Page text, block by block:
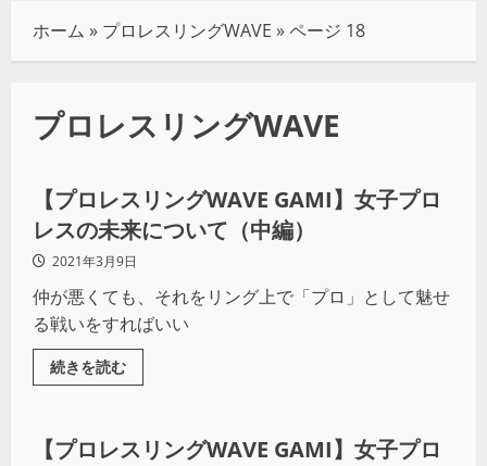
ホーム » プロレスリングWAVE »ページ 18
プロレスリングWAVE
インタビュー
【プロレスリングWAVE GAMI】女子プロ
レスの未来について（中編）
2021年3月9日
仲が悪くても、それをリング上で「プロ」として魅せ
る戦いをすればいい
続きを読む
インタビュー
【プロレスリングWAVE GAMI】女子プロ